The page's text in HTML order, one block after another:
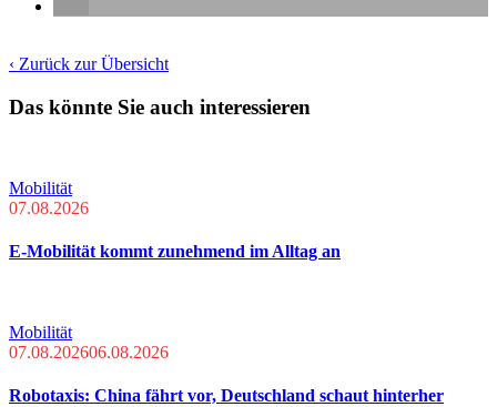
‹ Zurück zur Übersicht
Das könnte Sie auch interessieren
Mobilität
07.08.2026
E-Mobilität kommt zunehmend im Alltag an
Mobilität
07.08.202606.08.2026
Robotaxis: China fährt vor, Deutschland schaut hinterher